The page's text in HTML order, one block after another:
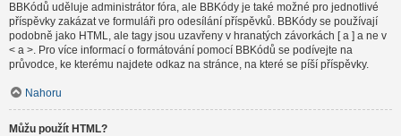
BBKódů uděluje administrátor fóra, ale BBKódy je také možné pro jednotlivé
příspěvky zakázat ve formuláři pro odesílání příspěvků. BBKódy se používají
podobně jako HTML, ale tagy jsou uzavřeny v hranatých závorkách [ a ] a ne v
< a >. Pro více informací o formátování pomocí BBKódů se podívejte na
průvodce, ke kterému najdete odkaz na stránce, na které se píší příspěvky.
Nahoru
Můžu použít HTML?